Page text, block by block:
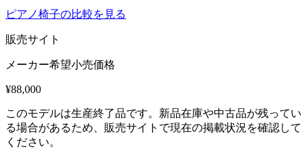
ピアノ椅子の比較を見る
販売サイト
メーカー希望小売価格
¥88,000
このモデルは生産終了品です。新品在庫や中古品が残ってい
る場合があるため、販売サイトで現在の掲載状況を確認して
ください。